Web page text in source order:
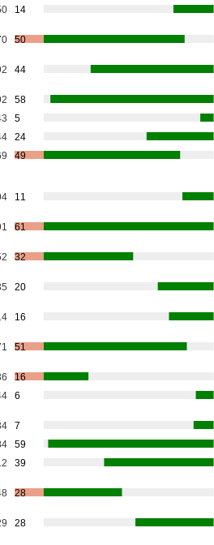
14
50
44
58
5
24
49
11
61
32
20
16
51
16
6
7
59
39
28
28